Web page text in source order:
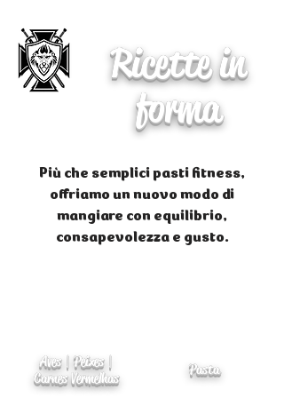
Ricette in
forma
Più che semplici pasti fitness,
offriamo un nuovo modo di
mangiare con equilibrio,
consapevolezza e gusto.
Aves | Peixes |
Carnes Vermelhas
Pasta